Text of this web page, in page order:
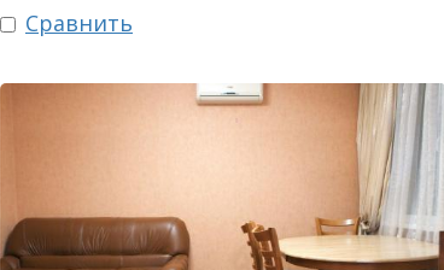
Сравнить